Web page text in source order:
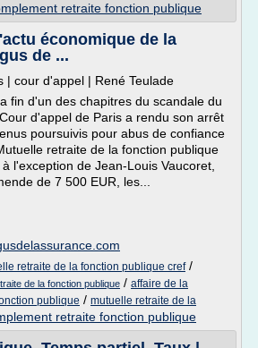
retraite fonction publique
économique de la
de ...
| cour d'appel | René Teulade
fin d'un des chapitres du scandale du
d'appel de Paris a rendu son arrêt
poursuivis pour abus de confiance
retraite de la fonction publique
l'exception de Jean-Louis Vaucoret,
de 7 500 EUR, les...
retraite de la fonction publique cref/
de la fonction publique / affaire de la
publique / mutuelle retraite de la
retraite fonction publique